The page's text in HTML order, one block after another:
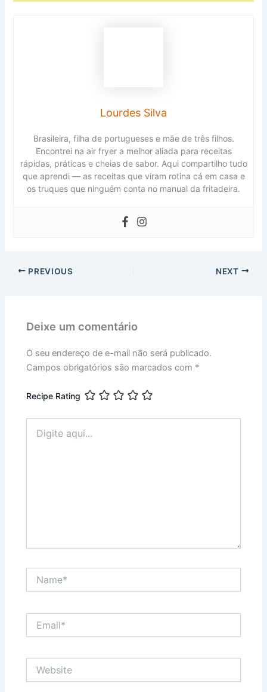
Lourdes Silva
Brasileira, filha de portugueses e mãe de três filhos.
Encontrei na air fryer a melhor aliada para receitas
rápidas, práticas e cheias de sabor. Aqui compartilho tudo
que aprendi — as receitas que viram rotina cá em casa e
os truques que ninguém conta no manual da fritadeira.
PREVIOUS NEXT
Deixe um comentário
O seu endereço de e-mail não será publicado.
Campos obrigatórios são marcados com *
Recipe Rating
aqui...